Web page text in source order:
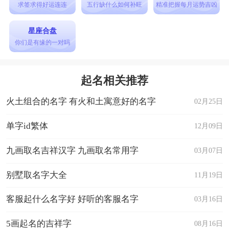
求签求得好运连连 五行缺什么如何补旺 精准把握每月运势吉凶
星座合盘
你们是有缘的一对吗
起名相关推荐
02月25日
火土组合的名字 有火和土寓意好的名字
12月09日
单字id繁体
03月07日
九画取名吉祥汉字 九画取名常用字
11月19日
别墅取名字大全
03月16日
客服起什么名字好 好听的客服名字
08月16日
5画起名的吉祥字